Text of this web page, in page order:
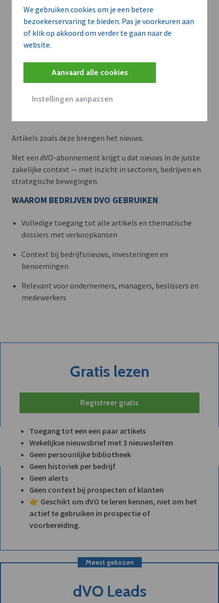
We gebruiken cookies om je een betere
bezoekerservaring te bieden. Pas je voorkeuren aan
of klik op akkoord om verder te gaan naar de
website.
Aanvaard alle cookies
Instellingen aanpassen
Artikels zoals deze brengen het nieuws.
Met een dVO-abonnement krijgt u dat nieuws in de juiste
zakelijke context — met inzicht in sectoren, bedrijven en
strategische bewegingen.
WAAROM BEDRIJVEN DVO GEBRUIKEN
Volledige toegang tot alle artikels en thematische
dossiers met verkoopkansen
Context bij bedrijfsnieuws, investeringen en
benoemingen
Relevant voor ondernemers, managers, beslissers en
medewerkers
Gratis lezen
Registreer gratis
Toegang tot een een paar artikels
Wekelijkse nieuwsbrief met 3 nieuwsfeiten
Geen persoonlijke bibliotheek
Geen historiek per bedrijf
Geen alerts
Geen context bij prospecten of klanten
👉 Geschikt om dVO te leren kennen, niet om het
actief te gebruiken in prospectie of
voorbereiding.
Meest gekozen
dVO Leads